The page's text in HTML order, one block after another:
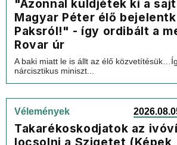
"Azonnal küldjétek ki a
Magyar Péter élő
Paksról!" - így ordibált a
Rovar úr
A baki miatt le is állt az élő
nárcisztikus miniszt...
Vélemények
Takarékoskodjatok az
locsolni a Szigetet